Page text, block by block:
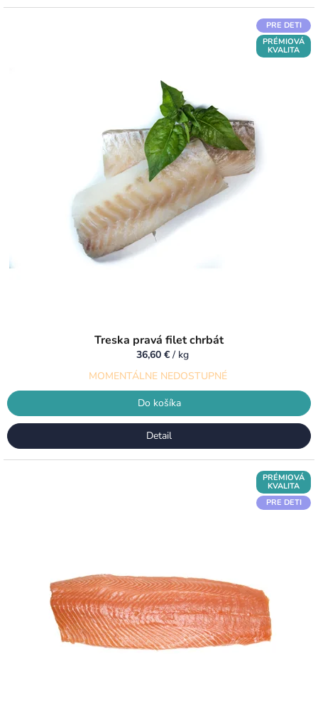
PRE DETI
PRÉMIOVÁ
KVALITA
Treska pravá filet chrbát
36,60 € / kg
MOMENTÁLNE NEDOSTUPNÉ
Do košíka
Detail
PRÉMIOVÁ
KVALITA
PRE DETI